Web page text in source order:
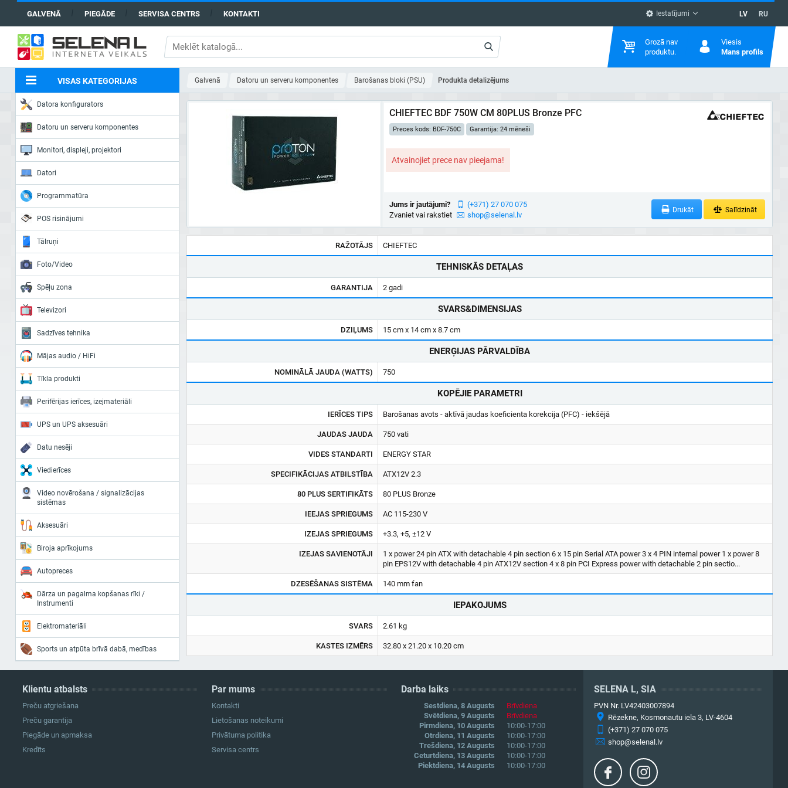
GALVENĀ PIEGĀDE SERVISA CENTRS KONTAKTI Iestatījumi LV RU
Grozā nav
produktu.
Viesis
Mans profils
VISAS KATEGORIJAS Galvenā Datoru un serveru komponentes Barošanas bloki (PSU) Produkta detalizējums
Datora konfigurators
Datoru un serveru komponentes
Monitori, displeji, projektori
Datori
Programmatūra
POS risinājumi
Tālruņi
Foto/Video
Spēļu zona
Televizori
Sadzīves tehnika
Mājas audio / HiFi
Tīkla produkti
Perifērijas ierīces, izejmateriāli
UPS un UPS aksesuāri
Datu nesēji
Viedierīces
Video novērošana / signalizācijas
sistēmas
Aksesuāri
Biroja aprīkojums
Autopreces
Dārza un pagalma kopšanas rīki /
Instrumenti
Elektromateriāli
Sports un atpūta brīvā dabā, medības
CHIEFTEC BDF 750W CM 80PLUS Bronze PFC
Preces kods: BDF-750C Garantija: 24 mēneši
Atvainojiet prece nav pieejama!
Jums ir jautājumi?
Zvaniet vai rakstiet
(+371) 27 070 075
shop@selenal.lv
Drukāt Salīdzināt
RAŽOTĀJS CHIEFTEC
TEHNISKĀS DETAĻAS
GARANTIJA 2 gadi
SVARS&DIMENSIJAS
DZIĻUMS 15 cm x 14 cm x 8.7 cm
ENERĢIJAS PĀRVALDĪBA
NOMINĀLĀ JAUDA (WATTS) 750
KOPĒJIE PARAMETRI
IERĪCES TIPS Barošanas avots - aktīvā jaudas koeficienta korekcija (PFC) - iekšējā
JAUDAS JAUDA 750 vati
VIDES STANDARTI ENERGY STAR
SPECIFIKĀCIJAS ATBILSTĪBA ATX12V 2.3
80 PLUS SERTIFIKĀTS 80 PLUS Bronze
IEEJAS SPRIEGUMS AC 115-230 V
IZEJAS SPRIEGUMS +3.3, +5, ±12 V
IZEJAS SAVIENOTĀJI
1 x power 24 pin ATX with detachable 4 pin section 6 x 15 pin Serial ATA power 3 x 4 PIN internal power 1 x power 8
pin EPS12V with detachable 4 pin ATX12V section 4 x 8 pin PCI Express power with detachable 2 pin sectio...
DZESĒŠANAS SISTĒMA 140 mm fan
IEPAKOJUMS
SVARS 2.61 kg
KASTES IZMĒRS 32.80 x 21.20 x 10.20 cm
Klientu atbalsts
Preču atgriešana
Preču garantija
Piegāde un apmaksa
Kredīts
Par mums
Kontakti
Lietošanas noteikumi
Privātuma politika
Servisa centrs
Darba laiks
Sestdiena, 8 Augusts
Brīvdiena
Svētdiena, 9 Augusts
Brīvdiena
Pirmdiena, 10 Augusts
10:00-17:00
Otrdiena, 11 Augusts
10:00-17:00
Trešdiena, 12 Augusts
10:00-17:00
Ceturtdiena, 13 Augusts
10:00-17:00
Piektdiena, 14 Augusts
10:00-17:00
SELENA L, SIA
PVN Nr. LV42403007894
Rēzekne, Kosmonautu iela 3, LV-4604
(+371) 27 070 075
shop@selenal.lv